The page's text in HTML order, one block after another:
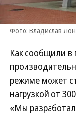
Фото: Владислав
Как сообщили в
режиме может
нагрузкой от
«Мы